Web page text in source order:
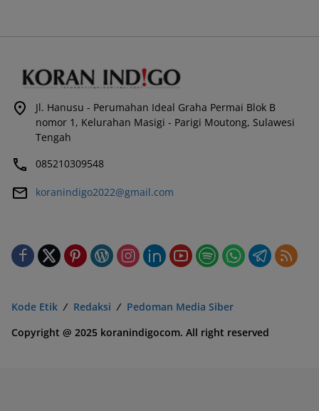
Jl. Hanusu - Perumahan Ideal Graha Permai Blok B
nomor 1, Kelurahan Masigi - Parigi Moutong, Sulawesi
Tengah
085210309548
koranindigo2022@gmail.com
Kode Etik Redaksi
Pedoman Media Siber
Copyright @ 2025 koranindigocom. All right reserved